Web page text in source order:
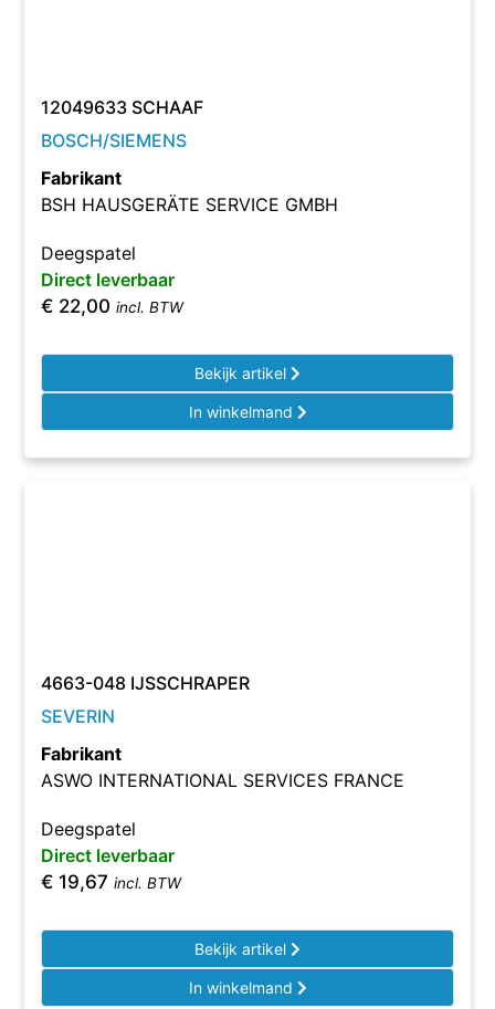
12049633 SCHAAF
BOSCH/SIEMENS
Fabrikant
BSH HAUSGERÄTE SERVICE GMBH
Deegspatel
Direct leverbaar
€ 22,00 incl. BTW
Bekijk artikel
In winkelmand
4663-048 IJSSCHRAPER
SEVERIN
Fabrikant
ASWO INTERNATIONAL SERVICES FRANCE
Deegspatel
Direct leverbaar
€ 19,67 incl. BTW
Bekijk artikel
In winkelmand